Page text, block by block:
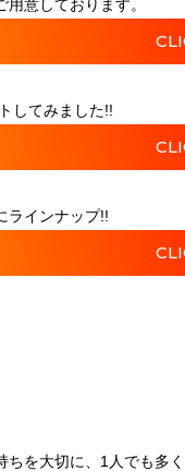
意しております。
してみました!!
ラインナップ!!
を大切に、1人でも